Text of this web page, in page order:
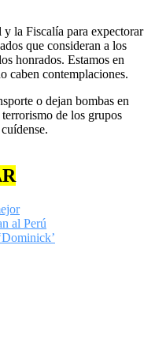
la Fiscalía para expectorar
que consideran a los
honrados. Estamos en
caben contemplaciones.
o dejan bombas en
de los grupos
al Perú